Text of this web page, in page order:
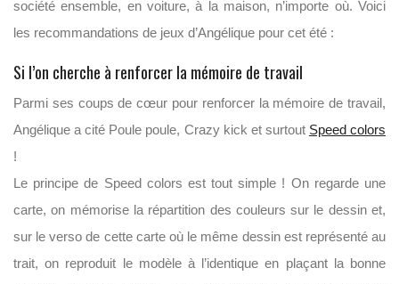
société ensemble, en voiture, à la maison, n’importe où. Voici
les recommandations de jeux d’Angélique pour cet été :
Si l’on cherche à renforcer la mémoire de travail
Parmi ses coups de cœur pour renforcer la mémoire de travail,
Angélique a cité Poule poule, Crazy kick et surtout Speed colors
!
Le principe de Speed colors est tout simple ! On regarde une
carte, on mémorise la répartition des couleurs sur le dessin et,
sur le verso de cette carte où le même dessin est représenté au
trait, on reproduit le modèle à l’identique en plaçant la bonne